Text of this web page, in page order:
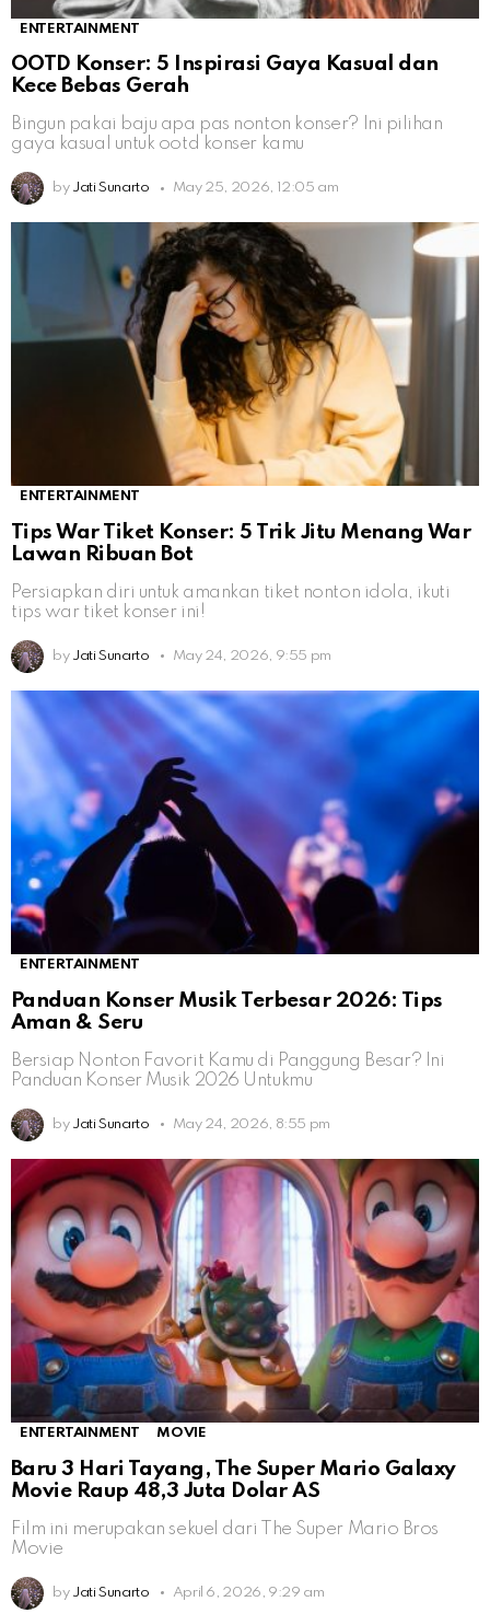
ENTERTAINMENT
OOTD Konser: 5 Inspirasi Gaya Kasual dan
Kece Bebas Gerah
Bingun pakai baju apa pas nonton konser? Ini pilihan
gaya kasual untuk ootd konser kamu
by Jati Sunarto May 25, 2026, 12:05 am
ENTERTAINMENT
Tips War Tiket Konser: 5 Trik Jitu Menang War
Lawan Ribuan Bot
Persiapkan diri untuk amankan tiket nonton idola, ikuti
tips war tiket konser ini!
by Jati Sunarto May 24, 2026, 9:55 pm
ENTERTAINMENT
Panduan Konser Musik Terbesar 2026: Tips
Aman & Seru
Bersiap Nonton Favorit Kamu di Panggung Besar? Ini
Panduan Konser Musik 2026 Untukmu
by Jati Sunarto May 24, 2026, 8:55 pm
ENTERTAINMENT MOVIE
Baru 3 Hari Tayang, The Super Mario Galaxy
Movie Raup 48,3 Juta Dolar AS
Film ini merupakan sekuel dari The Super Mario Bros
Movie
by Jati Sunarto April 6, 2026, 9:29 am